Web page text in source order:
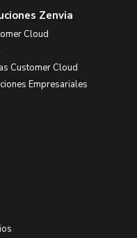
Zenvia
Cloud
Customer Cloud
Empresariales